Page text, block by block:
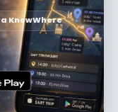
KnowWhere